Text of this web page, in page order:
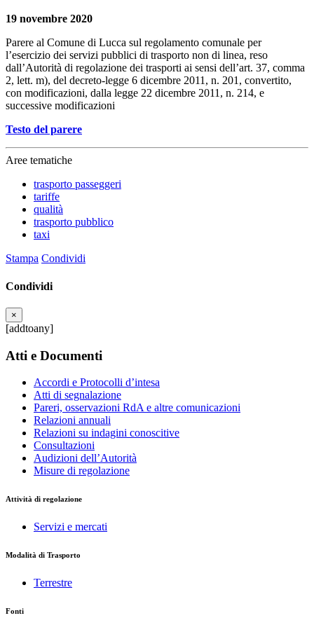
19 novembre 2020
Parere al Comune di Lucca sul regolamento comunale per
l’esercizio dei servizi pubblici di trasporto non di linea, reso
dall’Autorità di regolazione dei trasporti ai sensi dell’art. 37, comma
2, lett. m), del decreto-legge 6 dicembre 2011, n. 201, convertito,
con modificazioni, dalla legge 22 dicembre 2011, n. 214, e
successive modificazioni
Testo del parere
Aree tematiche
trasporto passeggeri
tariffe
qualità
trasporto pubblico
taxi
Stampa Condividi
Condividi
×
[addtoany]
Atti e Documenti
Accordi e Protocolli d’intesa
Atti di segnalazione
Pareri, osservazioni RdA e altre comunicazioni
Relazioni annuali
Relazioni su indagini conoscitive
Consultazioni
Audizioni dell’Autorità
Misure di regolazione
Attività di regolazione
Servizi e mercati
Modalità di Trasporto
Terrestre
Fonti